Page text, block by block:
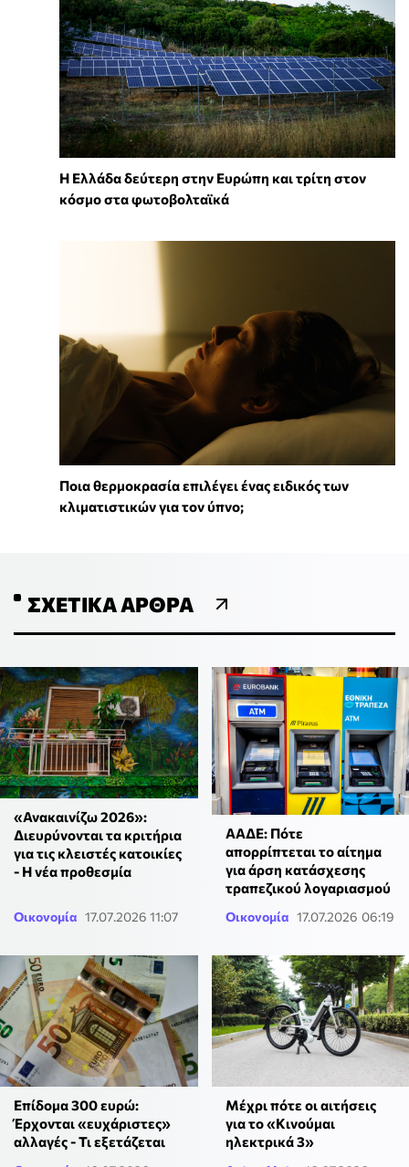
Η Ελλάδα δεύτερη στην Ευρώπη και τρίτη στον
κόσμο στα φωτοβολταϊκά
Ποια θερμοκρασία επιλέγει ένας ειδικός των
κλιματιστικών για τον ύπνο;
ΣΧΕΤΙΚΆ ΆΡΘΡΑ
«Ανακαινίζω 2026»:
Διευρύνονται τα κριτήρια
για τις κλειστές κατοικίες
- Η νέα προθεσμία
Οικονομία 17.07.2026 11:07
ΑΑΔΕ: Πότε
απορρίπτεται το αίτημα
για άρση κατάσχεσης
τραπεζικού λογαριασμού
Οικονομία 17.07.2026 06:19
Επίδομα 300 ευρώ:
Έρχονται «ευχάριστες»
αλλαγές - Τι εξετάζεται
Μέχρι πότε οι αιτήσεις
για το «Κινούμαι
ηλεκτρικά 3»